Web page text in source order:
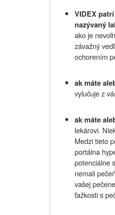
VIDEX
nazývaný
ako je
závažný
ochorením
ak máte
vylučuje z
ak máte
lekárovi.
Medzi tieto
portálna
potenciálne
nemali
vašej
ťažkosti s